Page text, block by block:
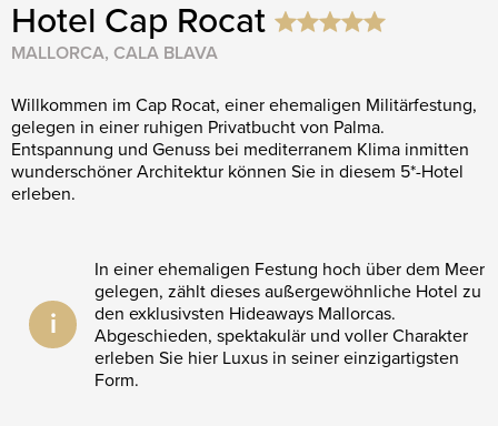
Hotel Cap Rocat
MALLORCA, CALA BLAVA
Willkommen im Cap Rocat, einer ehemaligen Militärfestung,
gelegen in einer ruhigen Privatbucht von Palma.
Entspannung und Genuss bei mediterranem Klima inmitten
wunderschöner Architektur können Sie in diesem 5*-Hotel
erleben.
i
In einer ehemaligen Festung hoch über dem Meer
gelegen, zählt dieses außergewöhnliche Hotel zu
den exklusivsten Hideaways Mallorcas.
Abgeschieden, spektakulär und voller Charakter
erleben Sie hier Luxus in seiner einzigartigsten
Form.